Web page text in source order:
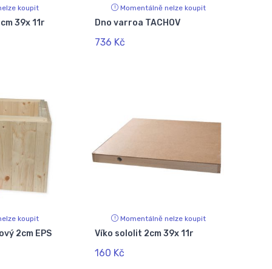
koupit
39x 11r
Momentálně nelze koupit
Dno varroa TACHOV
736 Kč
koupit
2cm EPS
Momentálně nelze koupit
Víko sololit 2cm 39x 11r
160 Kč